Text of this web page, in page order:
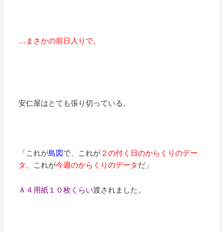
…まさかの前日入りで。
安仁屋はとても張り切っている。
「これが島図で、これが ２の付く日のからくりのデー
タ
、これが今週のからくりのデータだ」
Ａ４用紙１０枚くらい渡されました。